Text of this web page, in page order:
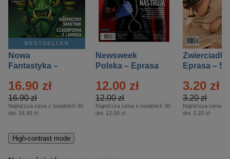
BESTSELLER
Nowa
Fantastyka –
16.90 zł
16.90 zł
Najniższa cena z ostatnich 30
dni: 16.90 zł
Newsweek
Polska – Eprasa
12.00 zł
12.00 zł
Najniższa cena z ostatnich 30
dni: 12.00 zł
Zwierciadło
Eprasa – 5/
3.20 zł
3.20 zł
Najniższa cena z
dni: 3.20 zł
High-contrast mode